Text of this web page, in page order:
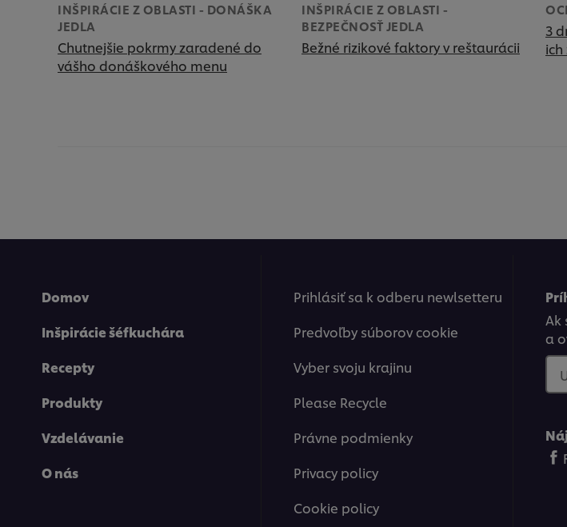
INŠPIRÁCIE Z OBLASTI - DONÁŠKA
JEDLA
Chutnejšie pokrmy zaradené do
vášho donáškového menu
INŠPIRÁCIE Z OBLASTI -
BEZPEČNOSŤ JEDLA
Bežné rizikové faktory v reštaurácii
3
ich
Domov
Inšpirácie šéfkuchára
Recepty
Produkty
Vzdelávanie
O nás
Prihlásiť sa k odberu newlsetteru
Predvoľby súborov cookie
Vyber svoju krajinu
Please Recycle
Právne podmienky
Privacy policy
Cookie policy
Ak
a